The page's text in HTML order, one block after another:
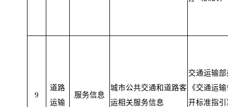
9
道路
运输
服务信息
城市公共交通和道路客
运相关服务信息
交通运输
《交通运
开标准指